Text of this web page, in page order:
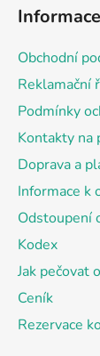
Obchodní
Reklamační
Podmínky
Kontakty na
Doprava a
Informace k
Odstoupení
Kodex
Jak pečovat
Ceník
Rezervace